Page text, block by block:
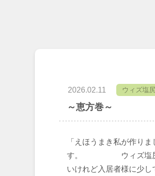
2026.02.11 ウィズ塩
～恵方巻～
「えほうまき私が作り
す。 ウィズ塩尻に来
いけれど入居者様に少し